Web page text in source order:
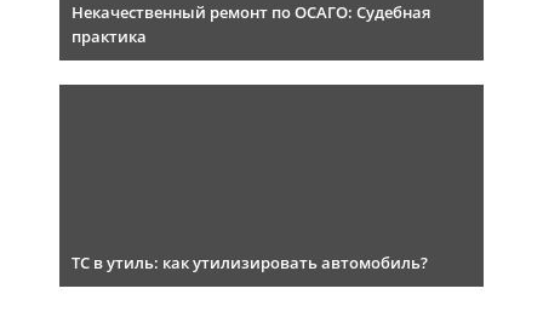
Некачественный ремонт по ОСАГО: Судебная
практика
ТС в утиль: как утилизировать автомобиль?